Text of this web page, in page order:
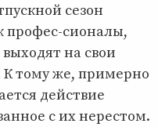
сезон
профес-сионалы,
на свои
К тому же, примерно
действие
с их нерестом.